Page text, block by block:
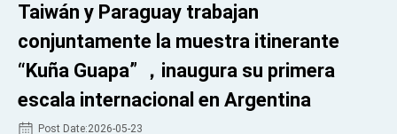
Taiwan’s economic growth is a priority for
President Lai
President Lai’s remarks for Lunar New Year
President Lai interviewed by AFP
President Lai holds press conference on
Taiwán y Paraguay trabajan
conjuntamente la muestra itinerante
“Kuña Guapa” ，inaugura su primera
escala internacional en Argentina
Post Date:2026-05-23